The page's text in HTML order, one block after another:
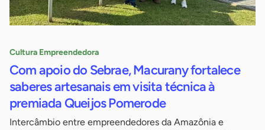
Cultura Empreendedora
Com apoio do Sebrae, Macurany fortalece
saberes artesanais em visita técnica à
premiada Queijos Pomerode
Intercâmbio entre empreendedores da Amazônia e